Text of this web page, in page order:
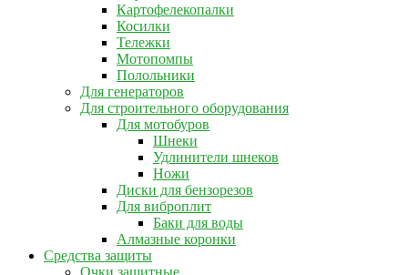
Картофелекопалки
Косилки
Тележки
Мотопомпы
Полольники
Для генераторов
Для строительного оборудования
Для мотобуров
Шнеки
Удлинители шнеков
Ножи
Диски для бензорезов
Для виброплит
Баки для воды
Алмазные коронки
Средства защиты